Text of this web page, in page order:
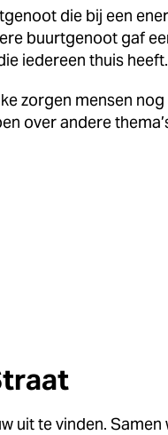
die bij een
buurtgenoot gaf
iedereen thuis heeft.
zorgen mensen
over andere
uit te vinden. Samen